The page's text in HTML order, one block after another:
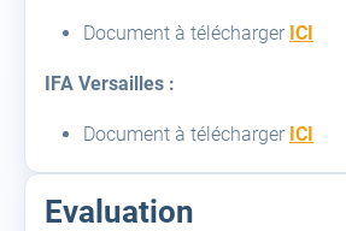
Document à télécharger ICI
IFA Versailles :
Document à télécharger ICI
Evaluation